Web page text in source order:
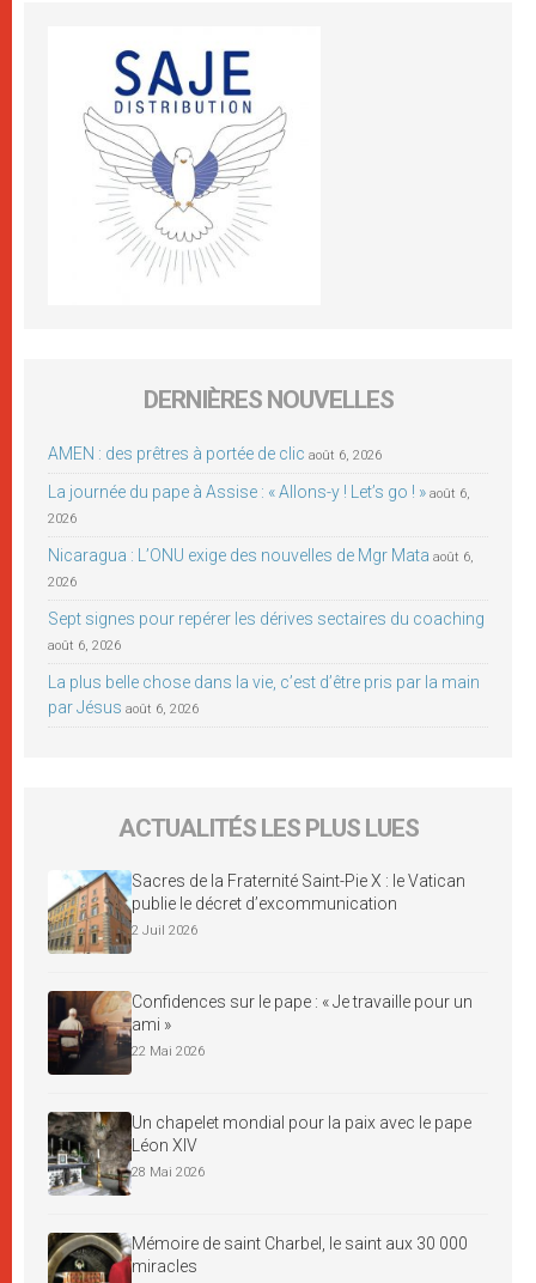
DERNIÈRES NOUVELLES
AMEN : des prêtres à portée de clic août 6, 2026
La journée du pape à Assise : « Allons-y ! Let’s go ! » août 6,
2026
Nicaragua : L’ONU exige des nouvelles de Mgr Mata août 6,
2026
Sept signes pour repérer les dérives sectaires du coaching
août 6, 2026
La plus belle chose dans la vie, c’est d’être pris par la main
par Jésus août 6, 2026
ACTUALITÉS LES PLUS LUES
Sacres de la Fraternité Saint-Pie X : le Vatican
publie le décret d’excommunication
2 Juil 2026
Confidences sur le pape : « Je travaille pour un
ami »
22 Mai 2026
Un chapelet mondial pour la paix avec le pape
Léon XIV
28 Mai 2026
Mémoire de saint Charbel, le saint aux 30 000
miracles